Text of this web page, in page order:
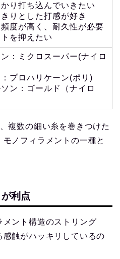
かり打ち込んでいきたい
きりとした打感が好き
頻度が高く、耐久性が必要
トを抑えたい
：ミクロスーパー(ナイロ
プロハリケーン(ポリ)
ソン：ゴールド（ナイロ
複数の細い糸を巻きつけた
ノフィラメントの一種と
利点
ント構造のストリング
触がハッキリしているの